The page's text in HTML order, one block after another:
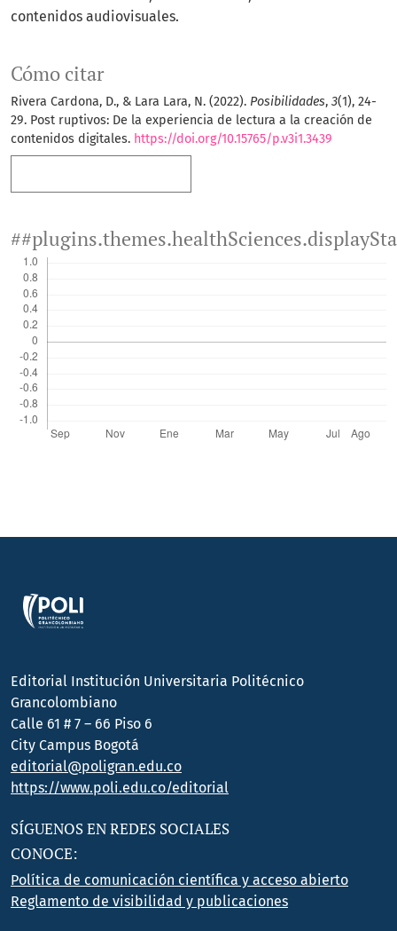
contenidos audiovisuales.
Cómo citar
Rivera Cardona, D., & Lara Lara, N. (2022). Posibilidades, 3(1), 24-
29. Post ruptivos: De la experiencia de lectura a la creación de
contenidos digitales. https://doi.org/10.15765/p.v3i1.3439
Editorial Institución Universitaria Politécnico
Grancolombiano
Calle 61 # 7 – 66 Piso 6
City Campus Bogotá
editorial@poligran.edu.co
https://www.poli.edu.co/editorial
SÍGUENOS EN REDES SOCIALES
CONOCE:
Política de comunicación científica y acceso abierto
Reglamento de visibilidad y publicaciones